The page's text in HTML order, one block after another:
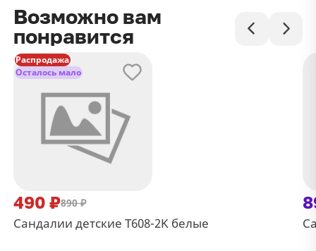
Возможно вам
понравится
Распродажа
Осталось мало
490 ₽890 ₽
Сандалии детские T608-2K белые